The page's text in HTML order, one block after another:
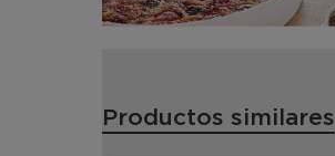
Productos similares